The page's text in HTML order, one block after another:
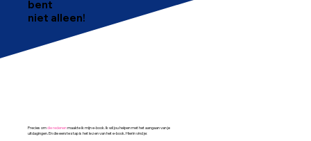
bent
niet alleen!
Precies omdie redenenmaakte ik mijn e-book. Ik wil jou helpen met het aangaan van je
uitdagingen. En die eerste stap is het lezen van het e-book. Hierin vind je: